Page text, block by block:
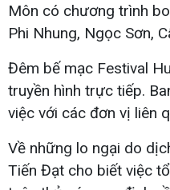
Môn có chương trình
Phi Nhung, Ngọc Sơn,
Đêm bế mạc Festival
truyền hình trực tiếp.
việc với các đơn vị liên
Về những lo ngại do
Tiến Đạt cho biết việc